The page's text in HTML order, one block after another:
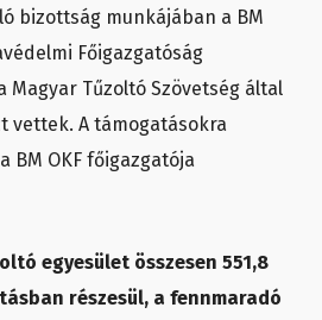
bizottság munkájában a BM
Főigazgatóság
Magyar Tűzoltó Szövetség által
vettek. A támogatásokra
BM OKF főigazgatója
egyesület összesen 551,8
részesül, a fennmaradó